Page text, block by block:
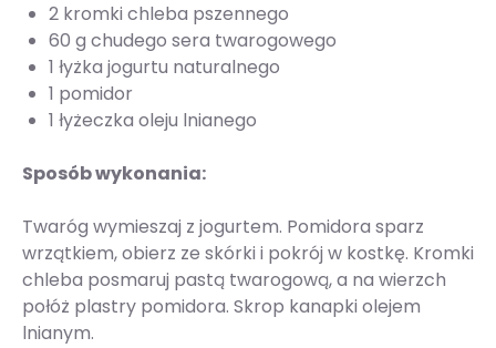
2 kromki chleba pszennego
60 g chudego sera twarogowego
1 łyżka jogurtu naturalnego
1 pomidor
1 łyżeczka oleju lnianego
Sposób wykonania:
Twaróg wymieszaj z jogurtem. Pomidora sparz
wrzątkiem, obierz ze skórki i pokrój w kostkę. Kromki
chleba posmaruj pastą twarogową, a na wierzch
połóż plastry pomidora. Skrop kanapki olejem
lnianym.